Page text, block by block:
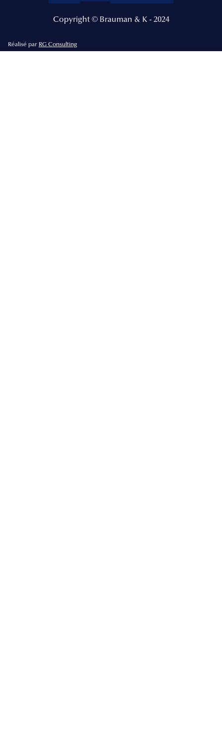
Copyright © Brauman & K - 2024
Réalisé par RG Consulting